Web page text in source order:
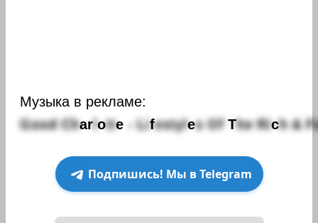
Музыка в рекламе:
Good Charlotte Lifestyles Of The Rich & F
Подпишись! Мы в Telegram